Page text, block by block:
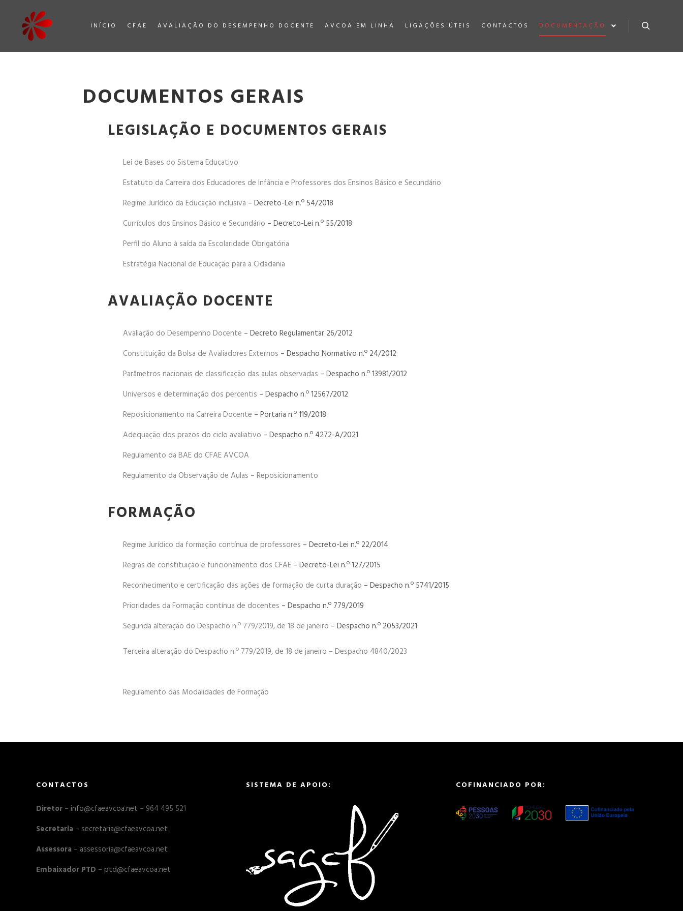
INÍCIO CFAE AVALIAÇÃO DO DESEMPENHO DOCENTE AVCOA EM LINHA LIGAÇÕES ÚTEIS CONTACTOS DOCUMENTAÇÃO
DOCUMENTOS GERAIS
LEGISLAÇÃO E DOCUMENTOS GERAIS
Lei de Bases do Sistema Educativo
Estatuto da Carreira dos Educadores de Infância e Professores dos Ensinos Básico e Secundário
Regime Jurídico da Educação inclusiva – Decreto-Lei n.º 54/2018
Currículos dos Ensinos Básico e Secundário – Decreto-Lei n.º 55/2018
Perfil do Aluno à saída da Escolaridade Obrigatória
Estratégia Nacional de Educação para a Cidadania
AVALIAÇÃO DOCENTE
Avaliação do Desempenho Docente – Decreto Regulamentar 26/2012
Constituição da Bolsa de Avaliadores Externos – Despacho Normativo n.º 24/2012
Parâmetros nacionais de classificação das aulas observadas – Despacho n.º 13981/2012
Universos e determinação dos percentis – Despacho n.º 12567/2012
Reposicionamento na Carreira Docente – Portaria n.º 119/2018
Adequação dos prazos do ciclo avaliativo – Despacho n.º 4272-A/2021
Regulamento da BAE do CFAE AVCOA
Regulamento da Observação de Aulas – Reposicionamento
FORMAÇÃO
Regime Jurídico da formação contínua de professores – Decreto-Lei n.º 22/2014
Regras de constituição e funcionamento dos CFAE – Decreto-Lei n.º 127/2015
Reconhecimento e certificação das ações de formação de curta duração – Despacho n.º 5741/2015
Prioridades da Formação contínua de docentes – Despacho n.º 779/2019
Segunda alteração do Despacho n.º 779/2019, de 18 de janeiro – Despacho n.º 2053/2021
Terceira alteração do Despacho n.º 779/2019, de 18 de janeiro – Despacho 4840/2023
Regulamento das Modalidades de Formação
CONTACTOS
Diretor –info@cfaeavcoa.net – 964 495 521
Secretaria – secretaria@cfaeavcoa.net
Assessora – assessoria@cfaeavcoa.net
Embaixador PTD –ptd@cfaeavcoa.net
SISTEMA DE APOIO: COFINANCIADO POR: